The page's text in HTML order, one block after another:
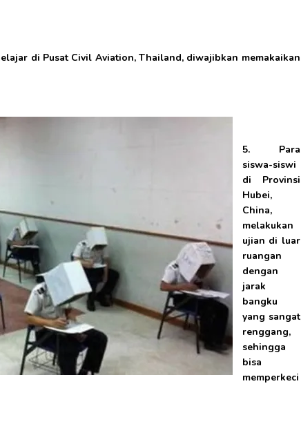
di Pusat Civil Aviation, Thailand, diwajibkan memakaikan
5. Para
siswa-siswi
di Provinsi
Hubei,
China,
melakukan
ujian di luar
ruangan
dengan
jarak
bangku
yang sangat
renggang,
sehingga
bisa
memperkeci